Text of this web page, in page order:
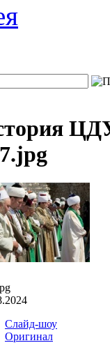
Слайд-шоу
Оригинал